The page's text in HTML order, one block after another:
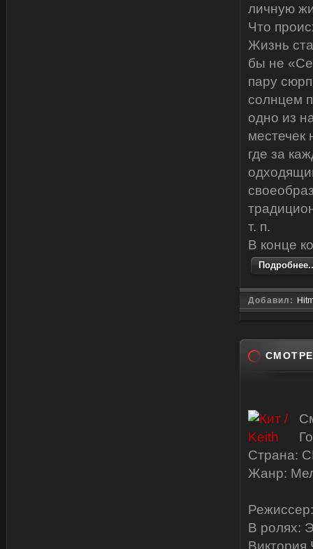
личную
Что
Жизнь
бы не
пару
солнцем
одно из
местечек
где за
т. п.
В конце
Добавил:
Страна:
Жанр:
В ролях:
Виктория